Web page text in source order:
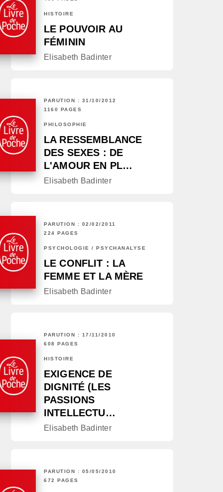
HISTOIRE
LE POUVOIR AU
FÉMININ
Elisabeth Badinter
PARUTION : 31/10/2012
1160 PAGES
PHILOSOPHIE
LA RESSEMBLANCE
DES SEXES : DE
L'AMOUR EN PL…
Elisabeth Badinter
PARUTION : 02/02/2011
224 PAGES
PSYCHOLOGIE / PSYCHANALYSE
LE CONFLIT : LA
FEMME ET LA MÈRE
Elisabeth Badinter
PARUTION : 17/11/2010
608 PAGES
HISTOIRE
EXIGENCE DE
DIGNITÉ (LES
PASSIONS
INTELLECTU…
Elisabeth Badinter
PARUTION : 05/05/2010
672 PAGES